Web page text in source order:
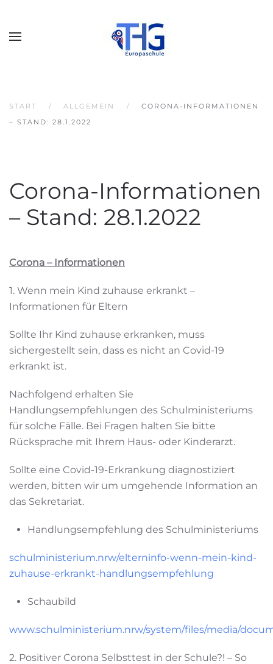
START ALLGEMEIN
CORONA-INFORMATIONEN
– STAND: 28.1.2022
Corona-Informationen
– Stand: 28.1.2022
Corona – Informationen
1. Wenn mein Kind zuhause erkrankt –
Informationen für Eltern
Sollte Ihr Kind zuhause erkranken, muss
sichergestellt sein, dass es nicht an Covid-19
erkrankt ist.
Nachfolgend erhalten Sie
Handlungsempfehlungen des Schulministeriums
für solche Fälle. Bei Fragen halten Sie bitte
Rücksprache mit Ihrem Haus- oder Kinderarzt.
Sollte eine Covid-19-Erkrankung diagnostiziert
werden, bitten wir um umgehende Information an
das Sekretariat.
Handlungsempfehlung des Schulministeriums
schulministerium.nrw/elterninfo-wenn-mein-kind-
zuhause-erkrankt-handlungsempfehlung
Schaubild
www.schulministerium.nrw/system/files/media/
2. Positiver Corona Selbsttest in der Schule?! – So